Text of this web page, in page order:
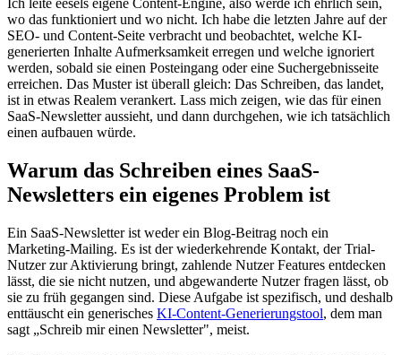
wo das funktioniert und wo nicht. Ich habe die letzten Jahre auf der
SEO- und Content-Seite verbracht und beobachtet, welche KI-
generierten Inhalte Aufmerksamkeit erregen und welche ignoriert
werden, sobald sie einen Posteingang oder eine Suchergebnisseite
erreichen. Das Muster ist überall gleich: Das Schreiben, das landet,
ist in etwas Realem verankert. Lass mich zeigen, wie das für einen
SaaS-Newsletter aussieht, und dann durchgehen, wie ich tatsächlich
einen aufbauen würde.
Warum das Schreiben eines SaaS-
Newsletters ein eigenes Problem ist
Ein SaaS-Newsletter ist weder ein Blog-Beitrag noch ein
Marketing-Mailing. Es ist der wiederkehrende Kontakt, der Trial-
Nutzer zur Aktivierung bringt, zahlende Nutzer Features entdecken
lässt, die sie nicht nutzen, und abgewanderte Nutzer fragen lässt, ob
sie zu früh gegangen sind. Diese Aufgabe ist spezifisch, und deshalb
enttäuscht ein generisches KI-Content-Generierungstool, dem man
sagt „Schreib mir einen Newsletter", meist.